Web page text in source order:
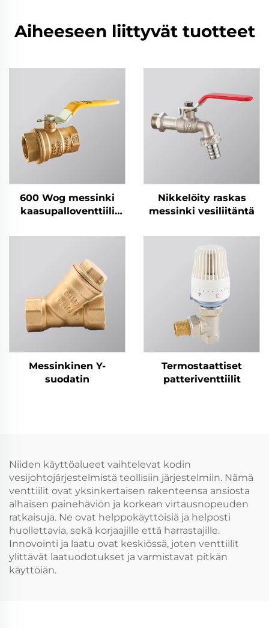
Aiheeseen liittyvät tuotteet
600 Wog messinki
kaasupalloventtiili
Nikkelöity raskas
messinki vesiliitäntä
Messinkinen Y-
suodatin
Termostaattiset
patteriventtiilit
Niiden käyttöalueet vaihtelevat kodin
vesijohtojärjestelmistä teollisiin järjestelmiin. Nämä
venttiilit ovat yksinkertaisen rakenteensa ansiosta
alhaisen painehäviön ja korkean virtausnopeuden
ratkaisuja. Ne ovat helppokäyttöisiä ja helposti
huollettavia, sekä korjaajille että harrastajille.
Innovointi ja laatu ovat keskiössä, joten venttiilit
ylittävät laatuodotukset ja varmistavat pitkän
käyttöiän.